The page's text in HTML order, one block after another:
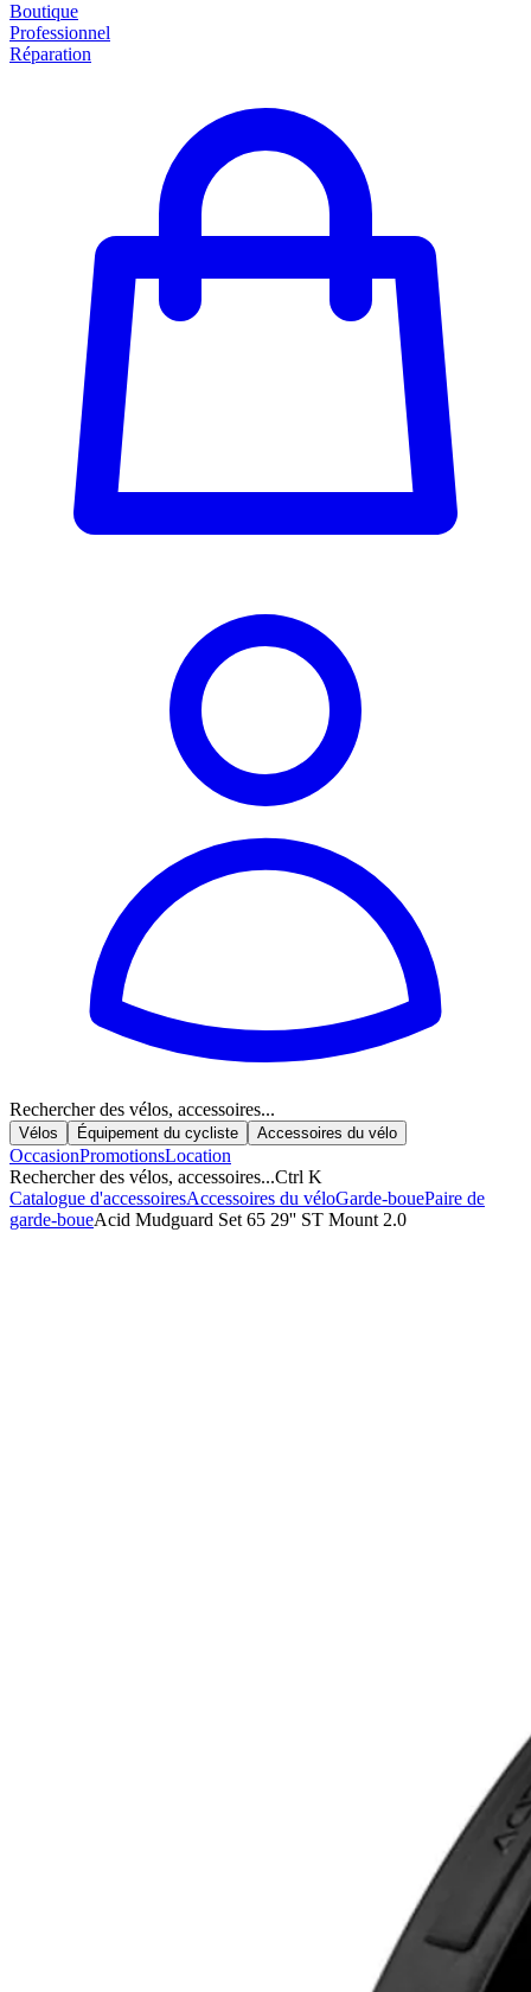
Boutique
Professionnel
Réparation
Rechercher des vélos, accessoires...
Vélos Équipement du cycliste Accessoires du vélo
OccasionPromotionsLocation
Rechercher des vélos, accessoires...Ctrl K
Catalogue d'accessoiresAccessoires du véloGarde-bouePaire de
garde-boueAcid Mudguard Set 65 29'' ST Mount 2.0